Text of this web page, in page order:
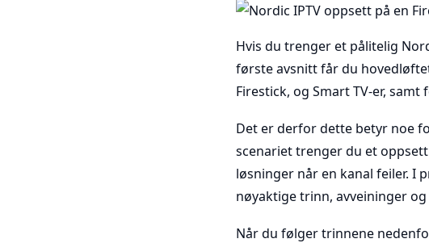
Hvis du trenger et pålitelig
første avsnitt får du
Firestick, og Smart TV-er,
Det er derfor dette betyr noe
scenariet trenger du et
løsninger når en kanal feiler. I
nøyaktige trinn, avveininger
Når du følger trinnene